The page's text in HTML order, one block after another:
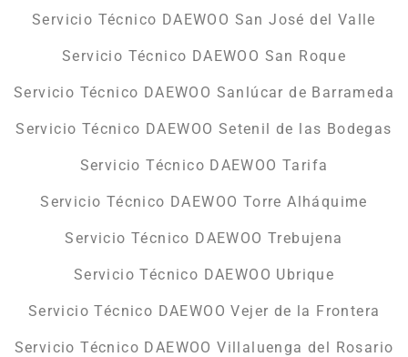
Servicio Técnico DAEWOO San José del Valle
Servicio Técnico DAEWOO San Roque
Servicio Técnico DAEWOO Sanlúcar de Barrameda
Servicio Técnico DAEWOO Setenil de las Bodegas
Servicio Técnico DAEWOO Tarifa
Servicio Técnico DAEWOO Torre Alháquime
Servicio Técnico DAEWOO Trebujena
Servicio Técnico DAEWOO Ubrique
Servicio Técnico DAEWOO Vejer de la Frontera
Servicio Técnico DAEWOO Villaluenga del Rosario